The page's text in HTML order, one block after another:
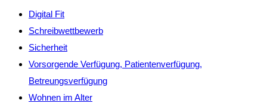
Digital Fit
Schreibwettbewerb
Sicherheit
Vorsorgende Verfügung, Patientenverfügung,
Betreungsverfügung
Wohnen im Alter